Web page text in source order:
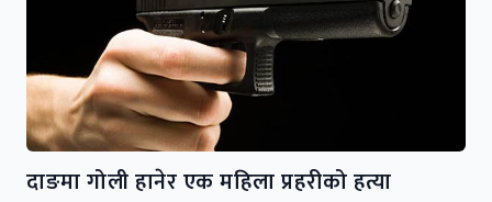
दाङमा गोली हानेर एक महिला प्रहरीको हत्या